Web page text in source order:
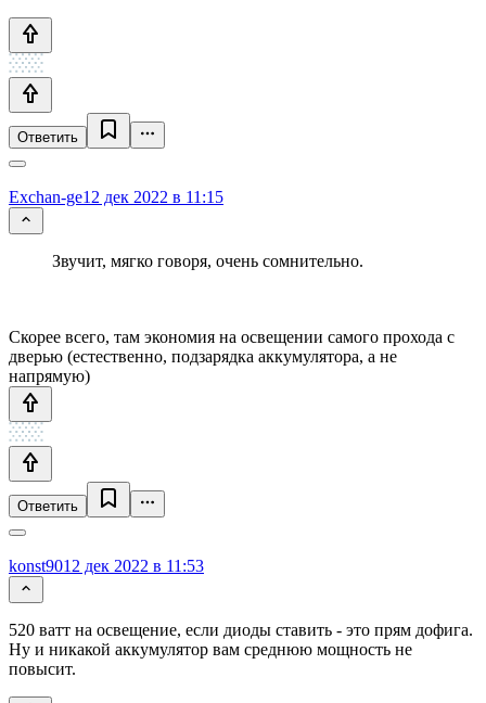
Ответить
Exchan-ge12 дек 2022 в 11:15
Звучит, мягко говоря, очень сомнительно.
Скорее всего, там экономия на освещении самого прохода с
дверью (естественно, подзарядка аккумулятора, а не
напрямую)
Ответить
konst9012 дек 2022 в 11:53
520 ватт на освещение, если диоды ставить - это прям дофига.
Ну и никакой аккумулятор вам среднюю мощность не
повысит.